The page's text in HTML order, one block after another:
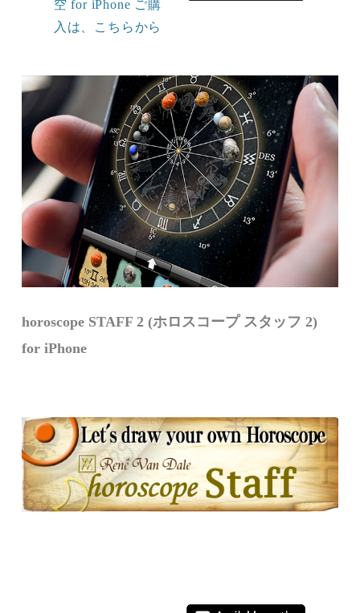
空 for iPhone ご購
入は、こちらから
horoscope STAFF 2 (ホロスコープ スタッフ 2)
for iPhone